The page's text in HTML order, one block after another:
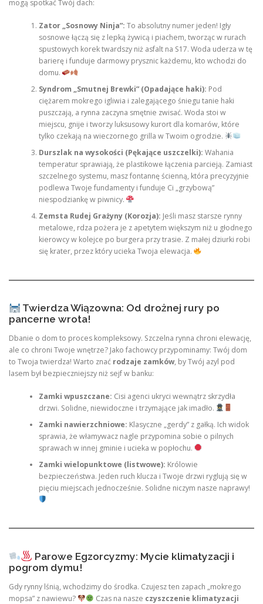
mogą spotkać Twój dach:
Zator „Sosnowy Ninja”: To absolutny numer jeden! Igły
sosnowe łączą się z lepką żywicą i piachem, tworząc w rurach
spustowych korek twardszy niż asfalt na S17. Woda uderza w tę
barierę i funduje darmowy prysznic każdemu, kto wchodzi do
domu.
Syndrom „Smutnej Brewki” (Opadające haki): Pod
ciężarem mokrego igliwia i zalegającego śniegu tanie haki
puszczają, a rynna zaczyna smętnie zwisać. Woda stoi w
miejscu, gnije i tworzy luksusowy kurort dla komarów, które
tylko czekają na wieczornego grilla w Twoim ogrodzie.
Durszlak na wysokości (Pękające uszczelki): Wahania
temperatur sprawiają, że plastikowe łączenia parcieją. Zamiast
szczelnego systemu, masz fontannę ścienną, która precyzyjnie
podlewa Twoje fundamenty i funduje Ci „grzybową”
niespodziankę w piwnicy.
Zemsta Rudej Grażyny (Korozja): Jeśli masz starsze rynny
metalowe, rdza pożera je z apetytem większym niż u głodnego
kierowcy w kolejce po burgera przy trasie. Z małej dziurki robi
się krater, przez który ucieka Twoja elewacja.
Twierdza Wiązowna: Od drożnej rury po
pancerne wrota!
Dbanie o dom to proces kompleksowy. Szczelna rynna chroni elewację,
ale co chroni Twoje wnętrze? Jako fachowcy przypominamy: Twój dom
to Twoja twierdza! Warto znać rodzaje zamków, by Twój azyl pod
lasem był bezpieczniejszy niż sejf w banku:
Zamki wpuszczane: Cisi agenci ukryci wewnątrz skrzydła
drzwi. Solidne, niewidoczne i trzymające jak imadło.
Zamki nawierzchniowe: Klasyczne „gerdy” z gałką. Ich widok
sprawia, że włamywacz nagle przypomina sobie o pilnych
sprawach w innej gminie i ucieka w popłochu.
Zamki wielopunktowe (listwowe): Królowie
bezpieczeństwa. Jeden ruch klucza i Twoje drzwi ryglują się w
pięciu miejscach jednocześnie. Solidne niczym nasze naprawy!
Parowe Egzorcyzmy: Mycie klimatyzacji i
pogrom dymu!
Gdy rynny lśnią, wchodzimy do środka. Czujesz ten zapach „mokrego
mopsa” z nawiewu?
Czas na nasze czyszczenie klimatyzacji